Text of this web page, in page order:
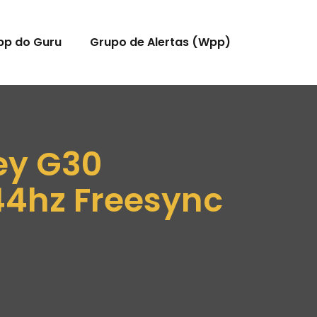
do Guru Grupo de Alertas (Wpp)
G30
Freesync